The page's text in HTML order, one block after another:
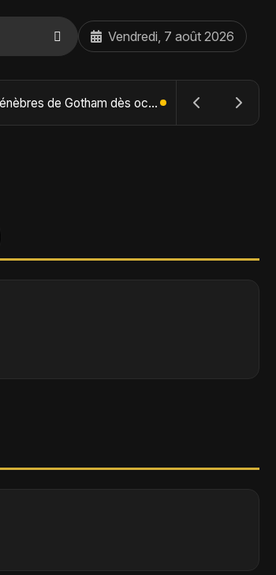
Vendredi, 7 août 2026
The Batman : Part II – Robert Pattinson replonge dans les ténèbres de Gotham dès octobre 2027